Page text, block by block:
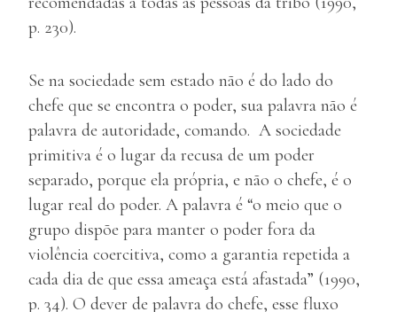
p. 230).
Se na sociedade sem estado não é do lado do
chefe que se encontra o poder, sua palavra não é
palavra de autoridade, comando. A sociedade
primitiva é o lugar da recusa de um poder
separado, porque ela própria, e não o chefe, é o
lugar real do poder. A palavra é “o meio que o
grupo dispõe para manter o poder fora da
violência coercitiva, como a garantia repetida a
cada dia de que essa ameaça está afastada” (1990,
p. 34). O dever de palavra do chefe, esse fluxo